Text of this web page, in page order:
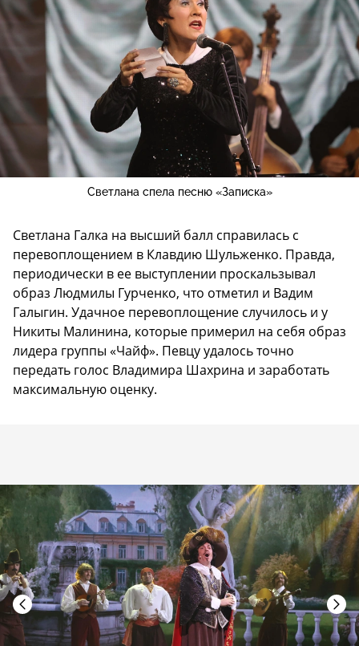
Светлана спела песню «Записка»
Светлана Галка на высший балл справилась с
перевоплощением в Клавдию Шульженко. Правда,
периодически в ее выступлении проскальзывал
образ Людмилы Гурченко, что отметил и Вадим
Галыгин. Удачное перевоплощение случилось и у
Никиты Малинина, которые примерил на себя образ
лидера группы «Чайф». Певцу удалось точно
передать голос Владимира Шахрина и заработать
максимальную оценку.